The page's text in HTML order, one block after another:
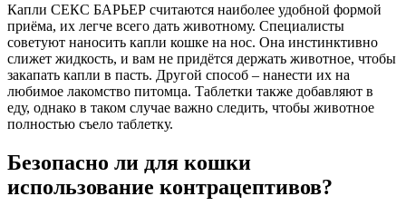
Капли СЕКС БАРЬЕР считаются наиболее удобной формой
приёма, их легче всего дать животному. Специалисты
советуют наносить капли кошке на нос. Она инстинктивно
слижет жидкость, и вам не придётся держать животное, чтобы
закапать капли в пасть. Другой способ – нанести их на
любимое лакомство питомца. Таблетки также добавляют в
еду, однако в таком случае важно следить, чтобы животное
полностью съело таблетку.
Безопасно ли для кошки
использование контрацептивов?